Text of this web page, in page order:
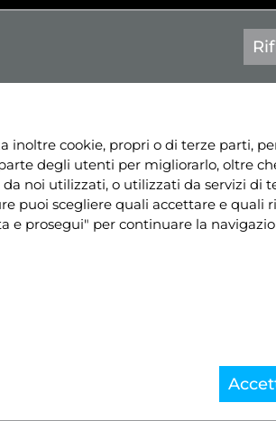
UTILITÀ CONTATTI
inoltre cookie, propri o di terze parti,
degli utenti per migliorarlo, oltre
noi utilizzati, o utilizzati da servizi di
puoi scegliere quali accettare e quali
e prosegui" per continuare la